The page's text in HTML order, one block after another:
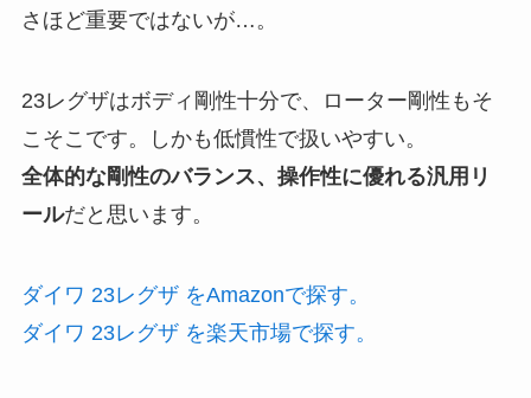
さほど重要ではないが…。
23レグザはボディ剛性十分で、ローター剛性もそ
こそこです。しかも低慣性で扱いやすい。
全体的な剛性のバランス、操作性に優れる汎用リ
ールだと思います。
ダイワ 23レグザ をAmazonで探す。
ダイワ 23レグザ を楽天市場で探す。